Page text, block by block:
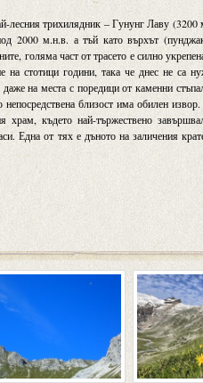
лесния трихилядник – Гунунг Лаву
2000 м.н.в. а тъй като върхът
голяма част от трасето е силно
на стотици години, така че днес не са
даже на места с поредици от каменни
близост има обилен
храм, където най-тържествено
Една от тях е дъното на заличения